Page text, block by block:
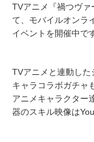
TVアニメ『禍つヴァ
て、モバイルオンラ
イベントを開催中で
TVアニメと連動した
キャラコラボガチャ
アニメキャラクター
器のスキル映像は